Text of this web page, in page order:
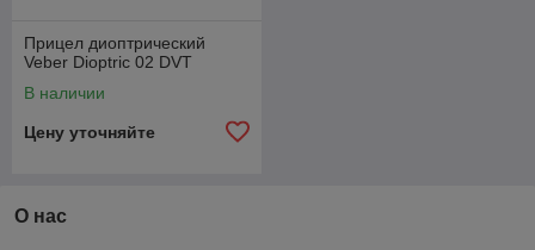
Прицел диоптрический
Veber Dioptric 02 DVT
В наличии
Цену уточняйте
О нас